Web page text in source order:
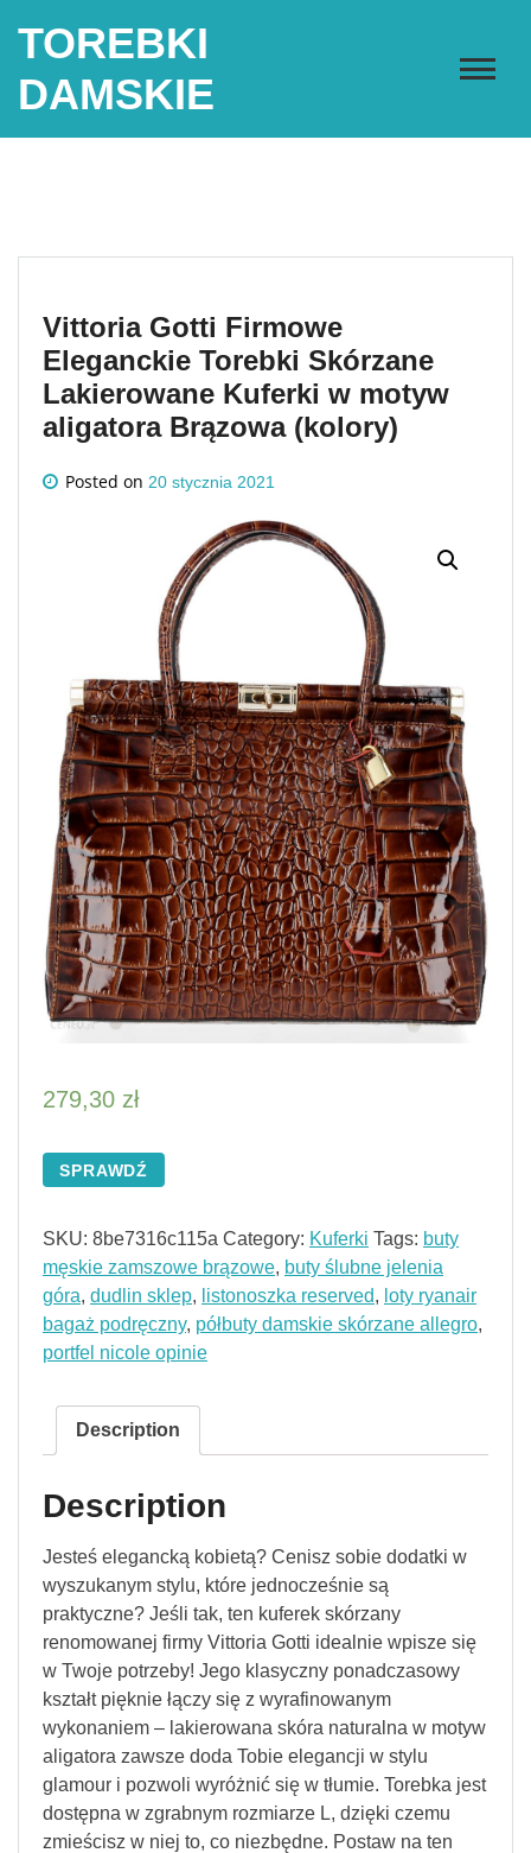
TOREBKI
DAMSKIE
Vittoria Gotti Firmowe
Eleganckie Torebki Skórzane
Lakierowane Kuferki w motyw
aligatora Brązowa (kolory)
Posted on 20 stycznia 2021
279,30 zł
SPRAWDŹ
SKU: 8be7316c115a Category: Kuferki Tags: buty
męskie zamszowe brązowe, buty ślubne jelenia
góra, dudlin sklep, listonoszka reserved, loty ryanair
bagaż podręczny, półbuty damskie skórzane allegro,
portfel nicole opinie
Description
Description
Jesteś elegancką kobietą? Cenisz sobie dodatki w
wyszukanym stylu, które jednocześnie są
praktyczne? Jeśli tak, ten kuferek skórzany
renomowanej firmy Vittoria Gotti idealnie wpisze się
w Twoje potrzeby! Jego klasyczny ponadczasowy
kształt pięknie łączy się z wyrafinowanym
wykonaniem – lakierowana skóra naturalna w motyw
aligatora zawsze doda Tobie elegancji w stylu
glamour i pozwoli wyróżnić się w tłumie. Torebka jest
dostępna w zgrabnym rozmiarze L, dzięki czemu
zmieścisz w niej to, co niezbędne. Postaw na ten